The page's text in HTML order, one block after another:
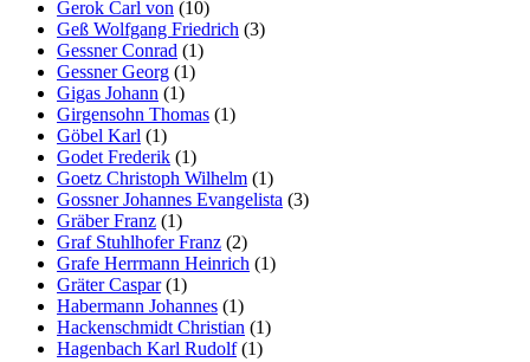
Gerok Carl von (10)
Geß Wolfgang Friedrich (3)
Gessner Conrad (1)
Gessner Georg (1)
Gigas Johann (1)
Girgensohn Thomas (1)
Göbel Karl (1)
Godet Frederik (1)
Goetz Christoph Wilhelm (1)
Gossner Johannes Evangelista (3)
Gräber Franz (1)
Graf Stuhlhofer Franz (2)
Grafe Herrmann Heinrich (1)
Gräter Caspar(1)
Habermann Johannes (1)
Hackenschmidt Christian (1)
Hagenbach Karl Rudolf(1)